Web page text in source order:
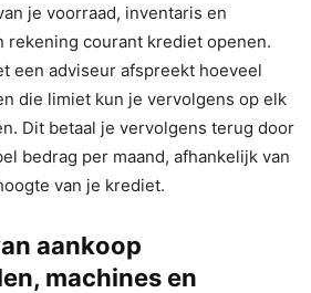
je voorraad, inventaris en
rekening courant krediet openen.
een adviseur afspreekt hoeveel
die limiet kun je vervolgens op elk
Dit betaal je vervolgens terug door
bedrag per maand, afhankelijk van
van je krediet.
aankoop
machines en